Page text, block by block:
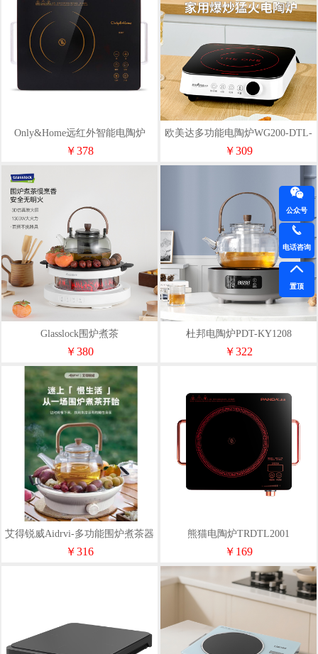
Only&Home远红外智能电陶炉
SHJ-B02
￥378
欧美达多功能电陶炉WG200-DTL-
CL10
￥309
Glasslock围炉煮茶
￥380
杜邦电陶炉PDT-KY1208
￥322
艾得锐威Aidrvi-多功能围炉煮茶器
ADR-2325
￥316
熊猫电陶炉TRDTL2001
￥169
公众号
电话咨询
置顶